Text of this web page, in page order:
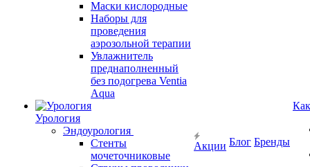
Маски кислородные
Наборы для
проведения
аэрозольной терапии
Увлажнитель
преднаполненный
без подогрева Ventia
Aqua
Урология
Эндоурология
Стенты
мочеточниковые
Акции Блог Бренды